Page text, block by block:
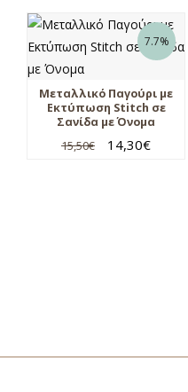
7.7%
Μεταλλικό Παγούρι με
Εκτύπωση Stitch σε
Σανίδα με Όνομα
15,50€ 14,30€